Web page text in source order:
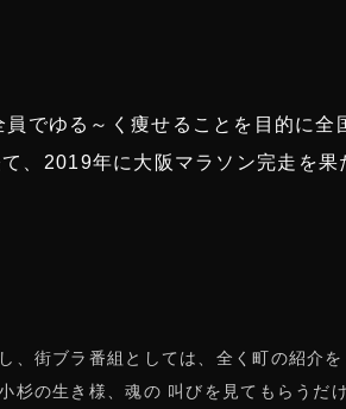
でゆる～く痩せることを目的に全
、2019年に大阪マラソン完走を
、街ブラ番組としては、全く町の紹介
杉の生き様、魂の 叫びを見てもらうだ